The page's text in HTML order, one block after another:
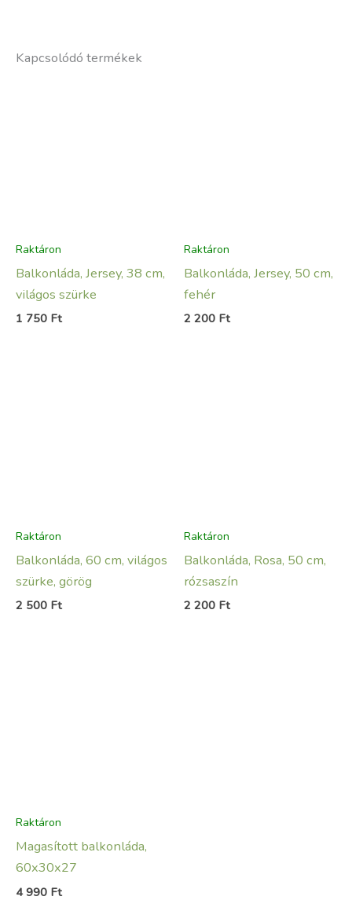
Kapcsolódó termékek
Raktáron
Balkonláda, Jersey, 38 cm,
világos szürke
1 750 Ft
Raktáron
Balkonláda, Jersey, 50 cm,
fehér
2 200 Ft
Raktáron
Balkonláda, 60 cm, világos
szürke, görög
2 500 Ft
Raktáron
Balkonláda, Rosa, 50 cm,
rózsaszín
2 200 Ft
Raktáron
Magasított balkonláda,
60x30x27
4 990 Ft